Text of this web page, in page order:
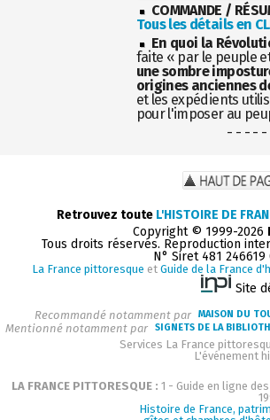
COMMANDE /
Tous les détails en
En quoi la
faite « par le peuple
une sombre
origines anciennes
et les expédients
pour l'imposer au
- - - - -
Retrouvez toute L'HISTOIRE DE
Copyright © 1999-2026
Tous droits réservés. Reproduction
N° Siret 481 246619
La France pittoresque et Guide de la France
Site
Recommandé notamment par MAISON DU
Mentionné notamment par SIGNETS DE LA
Services La France
L'événement
LA FRANCE PITTORESQUE : 1 - Guide en ligne des
Histoire de France,